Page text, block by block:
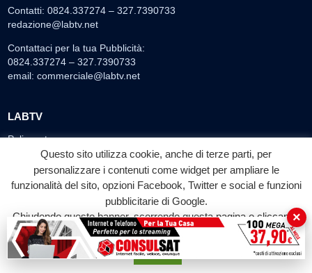
Contatti: 0824.337274 – 327.7390733
redazione@labtv.net
Contattaci per la tua Pubblicità:
0824.337274 – 327.7390733
email: commerciale@labtv.net
LABTV
Palinsesto
Privacy Policy
Programmi TV
Doppio Taglio
Free sport
L’Orlando Curioso
Questo sito utilizza cookie, anche di terze parti, per
personalizzare i contenuti come widget per ampliare le
funzionalità del sito, opzioni Facebook, Twitter e social e funzioni
pubblicitarie di Google.
Chiudendo questo banner, scorrendo questa pagina o cliccando
su qualunque suo elemento acconsenti all'uso dei cookie.
Accetta
×